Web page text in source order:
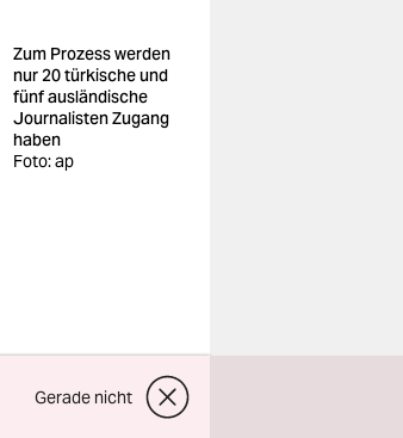
Zum Prozess werden
nur 20 türkische und
fünf ausländische
Journalisten Zugang
haben
Foto: ap
Gerade nicht